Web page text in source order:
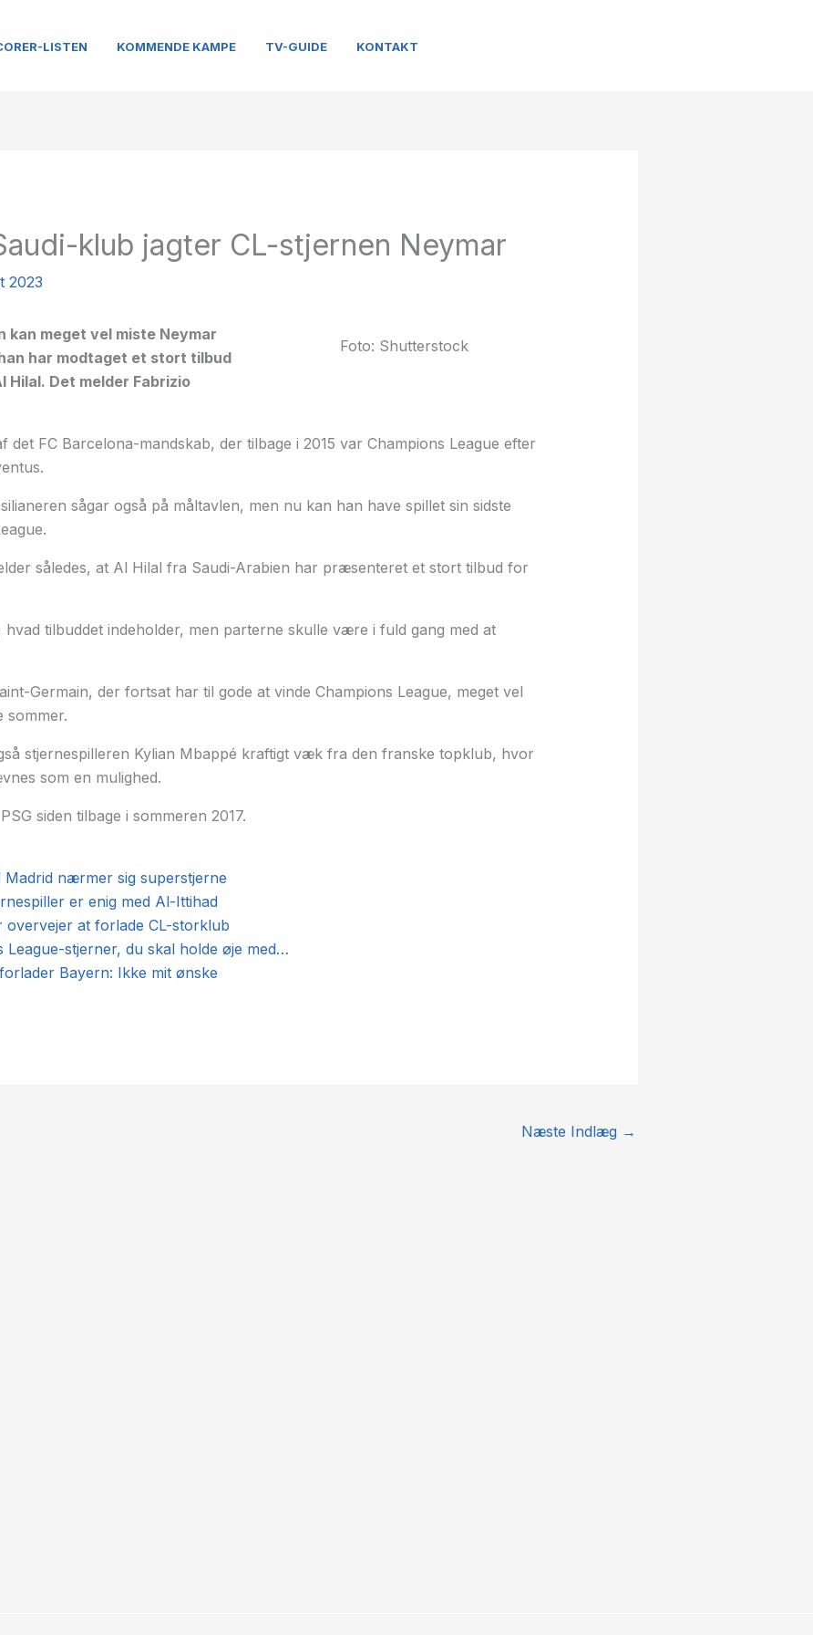
LISTEN KOMMENDE KAMPE TV-GUIDE KONTAKT
klub jagter CL-stjernen Neymar
2023
Foto: Shutterstock
kan meget vel miste Neymar
har modtaget et stort tilbud
Hilal. Det melder Fabrizio
det FC Barcelona-mandskab, der tilbage i 2015 var Champions League efter
sågar også på måltavlen, men nu kan han have spillet sin sidste
således, at Al Hilal fra Saudi-Arabien har præsenteret et stort tilbud for
tilbuddet indeholder, men parterne skulle være i fuld gang med at
Germain, der fortsat har til gode at vinde Champions League, meget vel
sommer.
stjernespilleren Kylian Mbappé kraftigt væk fra den franske topklub, hvor
som en mulighed.
siden tilbage i sommeren 2017.
Madrid nærmer sig superstjerne
er enig med Al-Ittihad
overvejer at forlade CL-storklub
League-stjerner, du skal holde øje med…
Bayern: Ikke mit ønske
Næste Indlæg →